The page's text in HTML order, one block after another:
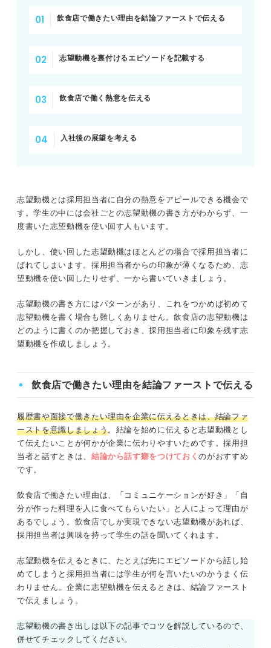
飲食店で働きたい理由を結論ファーストで伝える
志望動機を裏付けるエピソードを記載する
飲食店で働く熱意を伝える
入社後の展望を考える
志望動機とは採用担当者に自分の熱意をアピールできる機会で
す。学生の中には会社ごとの志望動機の書き方がわからず、一
度書いた志望動機を使い回す人もいます。
しかし、使い回した志望動機はほとんどの場合で採用担当者に
ばれてしまいます。採用担当者からの印象が薄くなるため、志
望動機を使い回したりせず、一から書いていきましょう。
志望動機の書き方にはパターンがあり、これをつかめば初めて
志望動機を書く場合も難しくありません。飲食店の志望動機は
どのように書くのか把握しておき、採用担当者に印象を残す志
望動機を作成しましょう。
飲食店で働きたい理由を結論ファーストで伝える
履歴書や面接で働きたい理由を企業に伝えるときは、結論ファ
ーストを意識しましょう。結論を始めに伝えると志望動機とし
て伝えたいことが何かが企業に伝わりやすいためです。採用担
当者と話すときは、 結論から話す癖をつけておくのがおすすめ
です。
飲食店で働きたい理由は、「コミュニケーションが好き」「自
分が作った料理を人に食べてもらいたい」と人によって理由が
あるでしょう。飲食店でしか実現できない志望動機があれば、
採用担当者は興味を持って学生の話を聞いてくれます。
志望動機を伝えるときに、たとえば先にエピソードから話し始
めてしまうと採用担当者には学生が何を言いたいのかうまく伝
わりません。企業に志望動機を伝えるときは、結論ファースト
で伝えましょう。
志望動機の書き出しは以下の記事でコツを解説しているので、
併せてチェックしてください。
調理スタッフ経験をアピール
他業種のアルバイト経験をアピール
コミュニケーション能力をアピール
語学力をアピール
体力面をアピール
料理好きをアピール
自分のアピールポイントを考え飲食店の仕事に当てはめよ
う